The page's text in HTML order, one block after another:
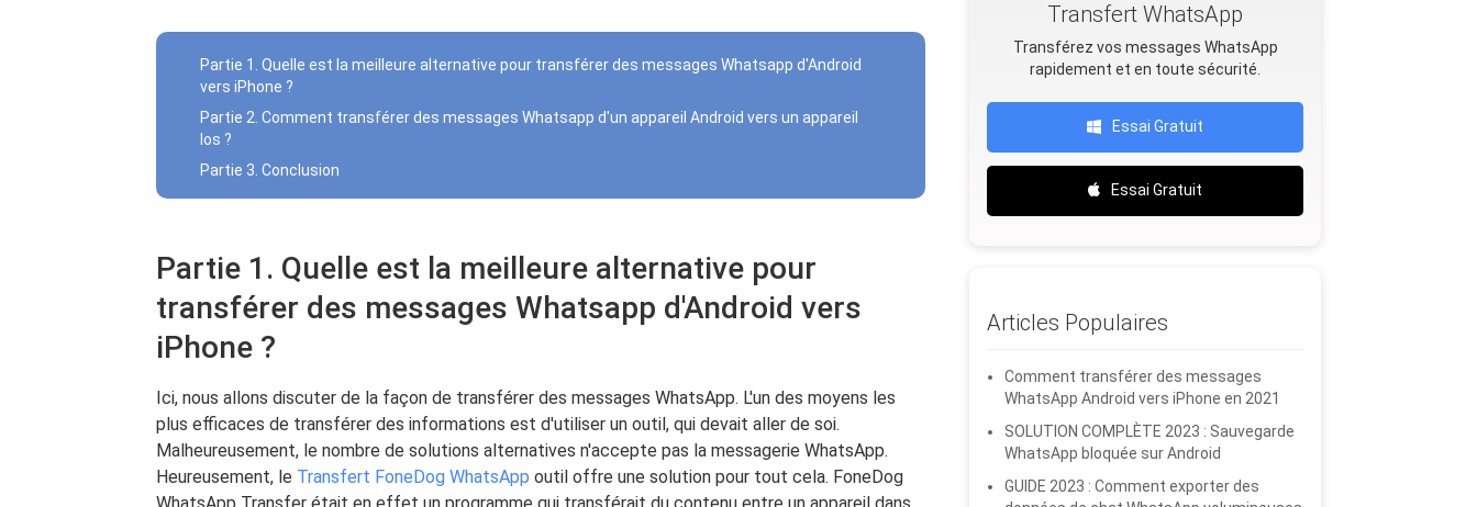
Partie 1. Quelle est la meilleure alternative pour transférer des messages Whatsapp d'Android
vers iPhone ?
Partie 2. Comment transférer des messages Whatsapp d'un appareil Android vers un appareil
Ios ?
Partie 3. Conclusion
Partie 1. Quelle est la meilleure alternative pour
transférer des messages Whatsapp d'Android vers
iPhone ?
Ici, nous allons discuter de la façon de transférer des messages WhatsApp. L'un des moyens les
plus efficaces de transférer des informations est d'utiliser un outil, qui devait aller de soi.
Malheureusement, le nombre de solutions alternatives n'accepte pas la messagerie WhatsApp.
Heureusement, le Transfert FoneDog WhatsApp outil offre une solution pour tout cela. FoneDog
Transfert WhatsApp
Transférez vos messages WhatsApp
rapidement et en toute sécurité.
Essai Gratuit
Essai Gratuit
Articles Populaires
Comment transférer des messages
WhatsApp Android vers iPhone en 2021
SOLUTION COMPLÈTE 2023 : Sauvegarde
WhatsApp bloquée sur Android
GUIDE 2023 : Comment exporter des